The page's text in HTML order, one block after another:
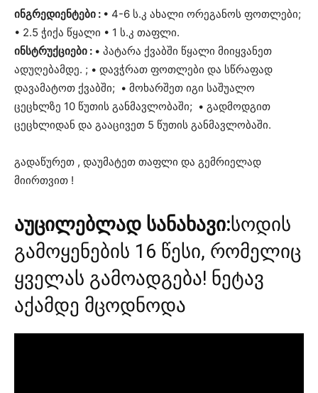
ინგრედიენტები : • 4-6 ს.კ ახალი ორეგანოს ფოთლები;
• 2.5 ჭიქა წყალი • 1 ს.კ თაფლი.
ინსტრუქციები : • პატარა ქვაბში წყალი მიიყვანეთ
ადუღებამდე. ; • დავჭრათ ფოთლები და სწრაფად
დავამატოთ ქვაბში; • მოხარშეთ იგი საშუალო
ცეცხლზე 10 წუთის განმავლობაში; • გადმოდგით
ცეცხლიდან და გააცივეთ 5 წუთის განმავლობაში.
გადაწურეთ , დაუმატეთ თაფლი და გემრიელად
მიირთვით !
აუცილებლად სანახავი:სოდის
გამოყენების 16 წესი, რომელიც
ყველას გამოადგება! ნეტავ
აქამდე მცოდნოდა